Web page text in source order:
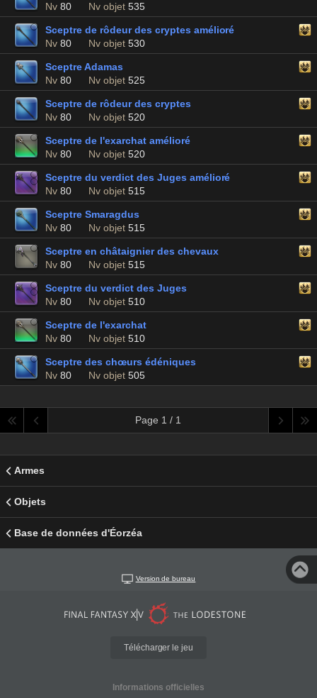
Nv 80 Nv objet 535
Sceptre de rôdeur des cryptes amélioré
Nv 80 Nv objet 530
Sceptre Adamas
Nv 80 Nv objet 525
Sceptre de rôdeur des cryptes
Nv 80 Nv objet 520
Sceptre de l'exarchat amélioré
Nv 80 Nv objet 520
Sceptre du verdict des Juges amélioré
Nv 80 Nv objet 515
Sceptre Smaragdus
Nv 80 Nv objet 515
Sceptre en châtaignier des chevaux
Nv 80 Nv objet 515
Sceptre du verdict des Juges
Nv 80 Nv objet 510
Sceptre de l'exarchat
Nv 80 Nv objet 510
Sceptre des chœurs édéniques
Nv 80 Nv objet 505
Page 1 / 1
Armes
Objets
Base de données d'Éorzéa
Version de bureau
Télécharger le jeu
Informations officielles